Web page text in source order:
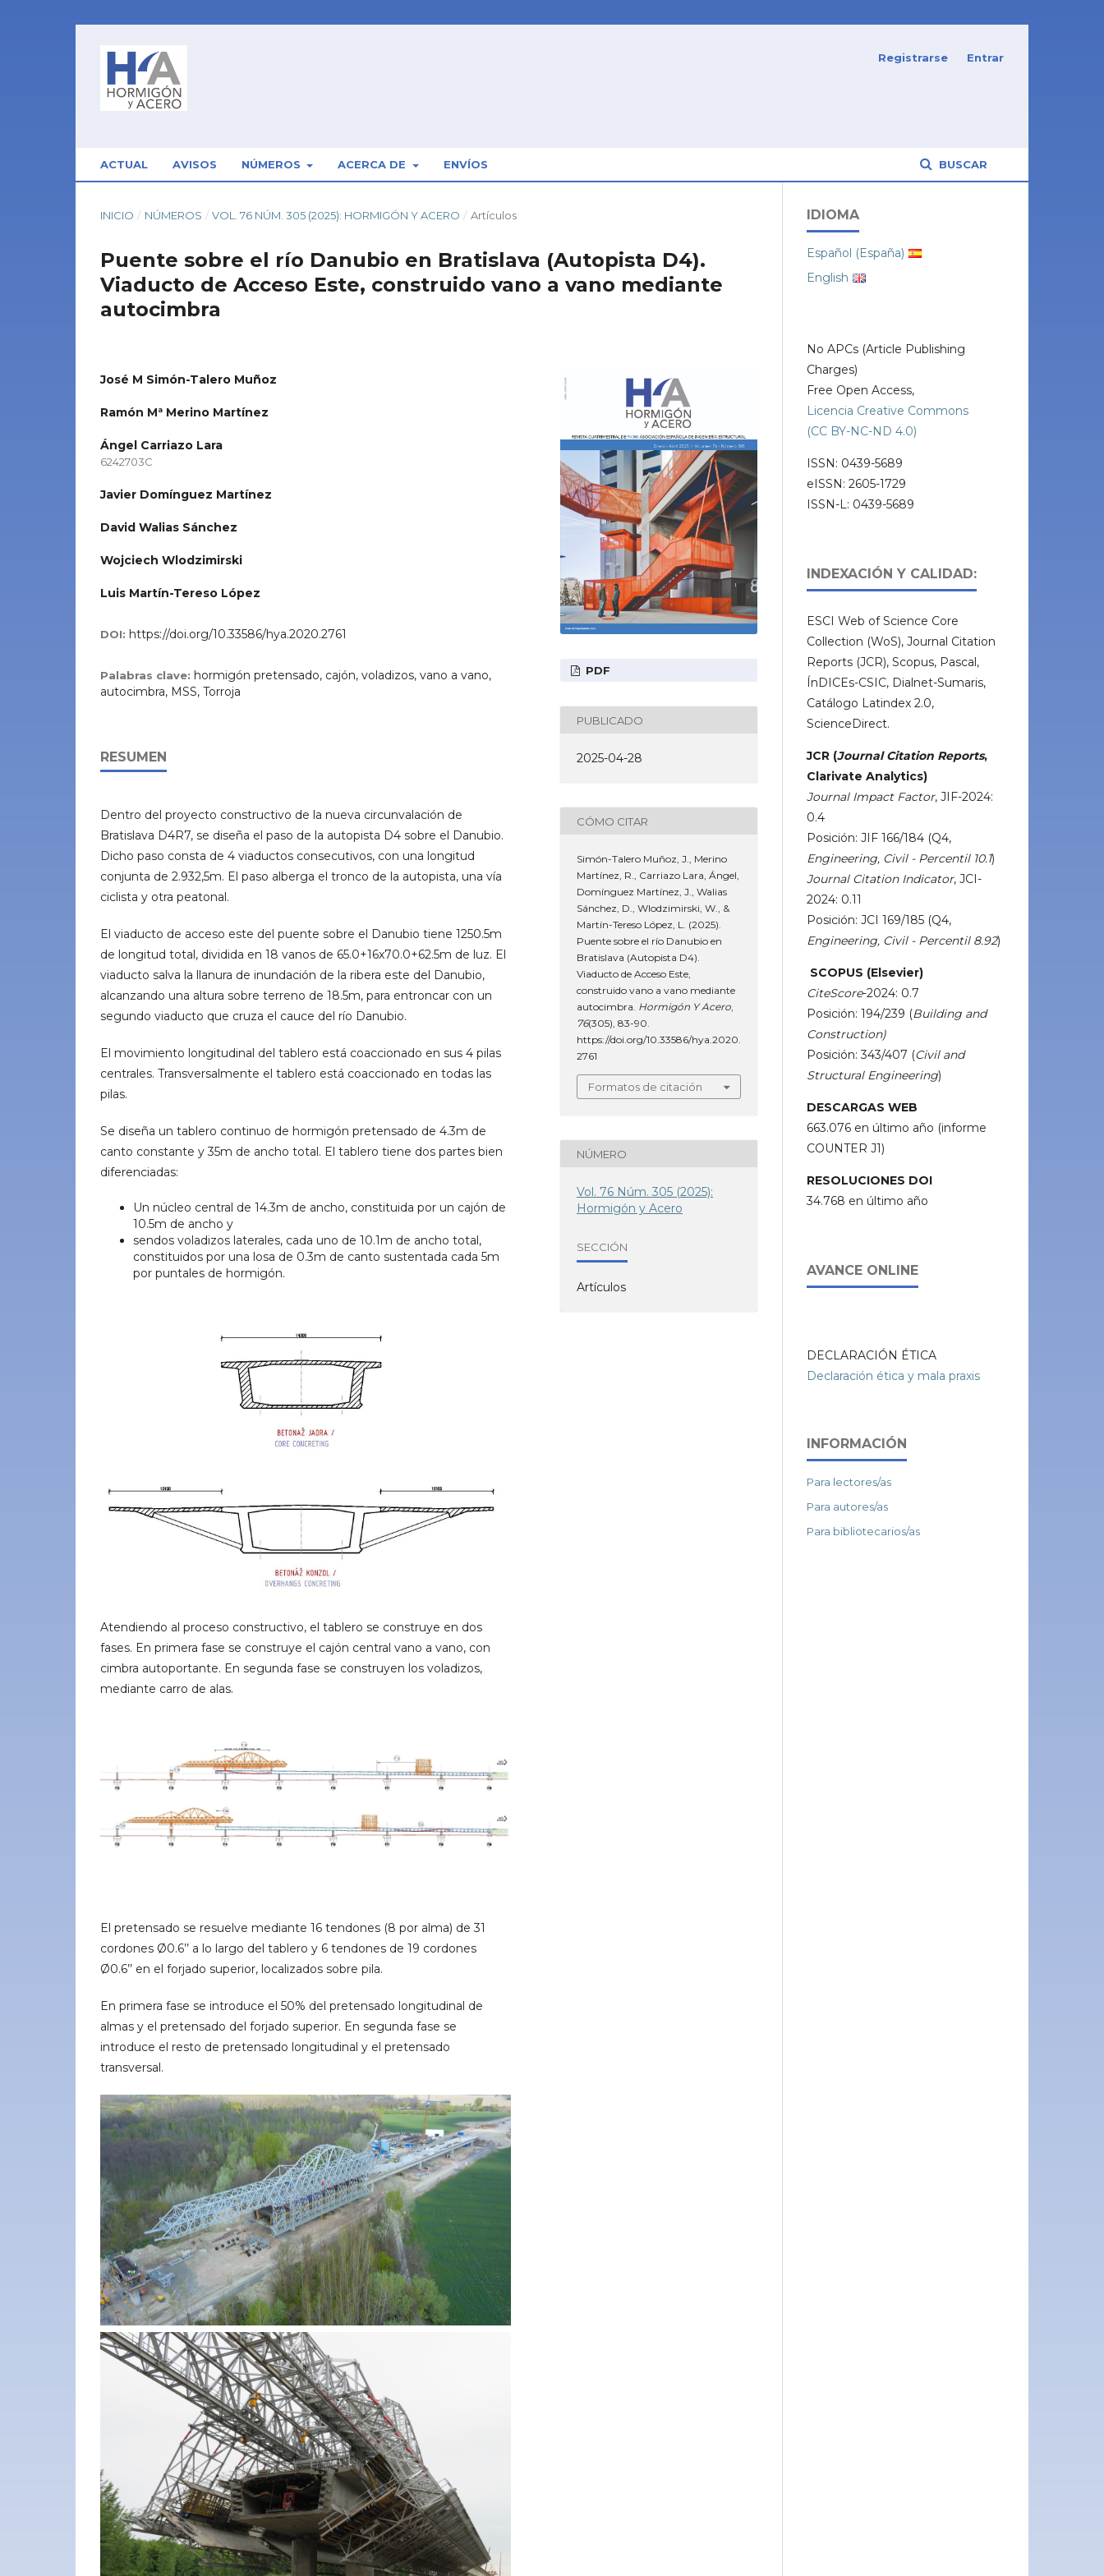
ACTUAL AVISOS NÚMEROS ACERCA DE ENVÍOS BUSCAR
Registrarse Entrar
INICIO / NÚMEROS / VOL. 76 NÚM. 305 (2025): HORMIGÓN Y ACERO / Artículos
Puente sobre el río Danubio en Bratislava (Autopista D4).
Viaducto de Acceso Este, construido vano a vano mediante
autocimbra
José M Simón-Talero Muñoz
Ramón Mª Merino Martínez
Ángel Carriazo Lara
6242703C
Javier Domínguez Martínez
David Walias Sánchez
Wojciech Wlodzimirski
Luis Martín-Tereso López
DOI: https://doi.org/10.33586/hya.2020.2761
Palabras clave: hormigón pretensado, cajón, voladizos, vano a vano,
autocimbra, MSS, Torroja
RESUMEN
Dentro del proyecto constructivo de la nueva circunvalación de
Bratislava D4R7, se diseña el paso de la autopista D4 sobre el Danubio.
Dicho paso consta de 4 viaductos consecutivos, con una longitud
conjunta de 2.932,5m. El paso alberga el tronco de la autopista, una vía
ciclista y otra peatonal.
El viaducto de acceso este del puente sobre el Danubio tiene 1250.5m
de longitud total, dividida en 18 vanos de 65.0+16x70.0+62.5m de luz. El
viaducto salva la llanura de inundación de la ribera este del Danubio,
alcanzando una altura sobre terreno de 18.5m, para entroncar con un
segundo viaducto que cruza el cauce del río Danubio.
El movimiento longitudinal del tablero está coaccionado en sus 4 pilas
centrales. Transversalmente el tablero está coaccionado en todas las
pilas.
Se diseña un tablero continuo de hormigón pretensado de 4.3m de
canto constante y 35m de ancho total. El tablero tiene dos partes bien
diferenciadas:
Un núcleo central de 14.3m de ancho, constituida por un cajón de
10.5m de ancho y
sendos voladizos laterales, cada uno de 10.1m de ancho total,
constituidos por una losa de 0.3m de canto sustentada cada 5m
por puntales de hormigón.
Atendiendo al proceso constructivo, el tablero se construye en dos
fases. En primera fase se construye el cajón central vano a vano, con
cimbra autoportante. En segunda fase se construyen los voladizos,
mediante carro de alas.
El pretensado se resuelve mediante 16 tendones (8 por alma) de 31
cordones Ø0.6’’ a lo largo del tablero y 6 tendones de 19 cordones
Ø0.6’’ en el forjado superior, localizados sobre pila.
En primera fase se introduce el 50% del pretensado longitudinal de
almas y el pretensado del forjado superior. En segunda fase se
introduce el resto de pretensado longitudinal y el pretensado
transversal.
PDF
PUBLICADO
2025-04-28
CÓMO CITAR
Simón-Talero Muñoz, J., Merino
Martínez, R., Carriazo Lara, Ángel,
Domínguez Martínez, J., Walias
Sánchez, D., Wlodzimirski, W., &
Martín-Tereso López, L. (2025).
Puente sobre el río Danubio en
Bratislava (Autopista D4).
Viaducto de Acceso Este,
construido vano a vano mediante
autocimbra. Hormigón Y Acero,
76(305), 83-90.
https://doi.org/10.33586/hya.2020.
2761
Formatos de citación
NÚMERO
Vol. 76 Núm. 305 (2025):
Hormigón y Acero
SECCIÓN
Artículos
IDIOMA
Español (España)
English
No APCs (Article Publishing
Charges)
Free Open Access,
Licencia Creative Commons
(CC BY-NC-ND 4.0)
ISSN: 0439-5689
eISSN: 2605-1729
ISSN-L: 0439-5689
INDEXACIÓN Y CALIDAD:
ESCI Web of Science Core
Collection (WoS), Journal Citation
Reports (JCR), Scopus, Pascal,
ÍnDICEs-CSIC, Dialnet-Sumaris,
Catálogo Latindex 2.0,
ScienceDirect.
JCR (Journal Citation Reports,
Clarivate Analytics)
Journal Impact Factor, JIF-2024:
0.4
Posición: JIF 166/184 (Q4,
Engineering, Civil - Percentil 10.1)
Journal Citation Indicator, JCI-
2024: 0.11
Posición: JCI 169/185 (Q4,
Engineering, Civil - Percentil 8.92)
SCOPUS (Elsevier)
CiteScore-2024: 0.7
Posición: 194/239 (Building and
Construction)
Posición: 343/407 (Civil and
Structural Engineering)
DESCARGAS WEB
663.076 en último año (informe
COUNTER J1)
RESOLUCIONES DOI
34.768 en último año
AVANCE ONLINE
DECLARACIÓN ÉTICA
Declaración ética y mala praxis
INFORMACIÓN
Para lectores/as
Para autores/as
Para bibliotecarios/as